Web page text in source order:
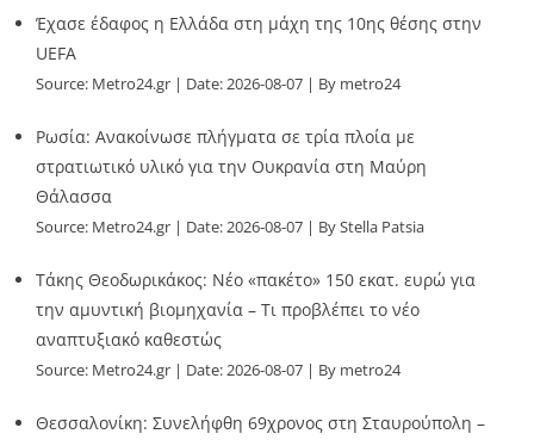
Έχασε έδαφος η Ελλάδα στη μάχη της 10ης θέσης στην
UEFA
Source: Metro24.gr Date: 2026-08-07 By metro24
Ρωσία: Ανακοίνωσε πλήγματα σε τρία πλοία με
στρατιωτικό υλικό για την Ουκρανία στη Μαύρη
Θάλασσα
Source: Metro24.gr Date: 2026-08-07 By Stella Patsia
Τάκης Θεοδωρικάκος: Νέο «πακέτο» 150 εκατ. ευρώ για
την αμυντική βιομηχανία – Τι προβλέπει το νέο
αναπτυξιακό καθεστώς
Source: Metro24.gr Date: 2026-08-07 By metro24
Θεσσαλονίκη: Συνελήφθη 69χρονος στη Σταυρούπολη –